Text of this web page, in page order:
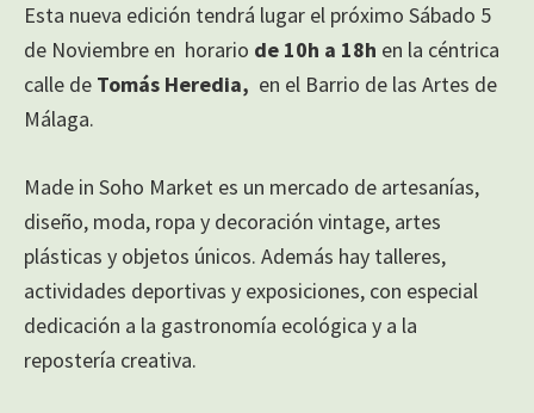
Esta nueva edición tendrá lugar el próximo Sábado 5
de Noviembre en horario de 10h a 18h en la céntrica
calle de Tomás Heredia, en el Barrio de las Artes de
Málaga.
Made in Soho Market es un mercado de artesanías,
diseño, moda, ropa y decoración vintage, artes
plásticas y objetos únicos. Además hay talleres,
actividades deportivas y exposiciones, con especial
dedicación a la gastronomía ecológica y a la
repostería creativa.